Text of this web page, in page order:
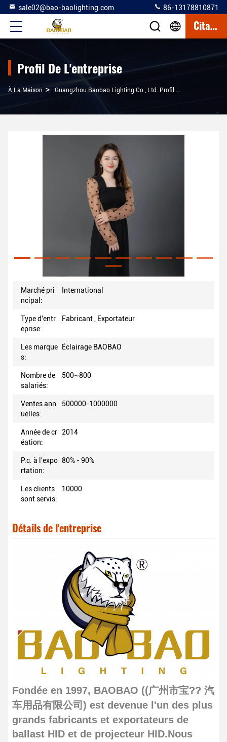
sale02@bao-baolighting.com 86-13178810871
Citation
Profil De L'entreprise
À La Maison > Guangzhou Baobao Lighting Co., Ltd. Profil De L'entreprise
Marché pri
ncipal:
International
Type d'entr
eprise:
Fabricant , Exportateur
Les marque
s:
Éclairage BAOBAO
Nombre de
salariés:
500~800
Ventes ann
uelles:
500000-1000000
Année de cr
éation:
2014
P.c. à l'expo
rtation:
80% - 90%
Les clients
sont servis:
10000
Détails de l'entreprise
Fondée en 1997, BAOBAO ((广州市宝?? 汽
车用品有限公司) est devenue l'un des plus
grands fabricants et exportateurs de
ballast HID et de projecteur HID.Nous